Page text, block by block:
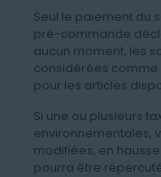
Seul le paiement du
pré-commande
aucun moment, les
considérées comme
pour les articles
Si une ou plusieurs
environnementales,
modifiées, en
pourra être